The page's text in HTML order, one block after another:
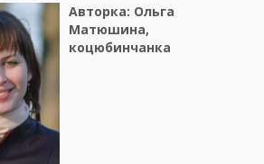
Авторка: Ольга
Матюшина,
коцюбинчанка